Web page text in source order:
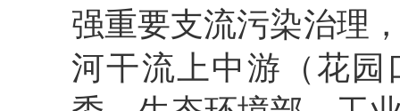
强重要支流污染治理
河干流上中游（花